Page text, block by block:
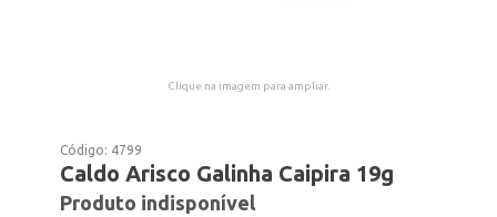
Clique na imagem para ampliar.
Código: 4799
Caldo Arisco Galinha Caipira 19g
Produto indisponível